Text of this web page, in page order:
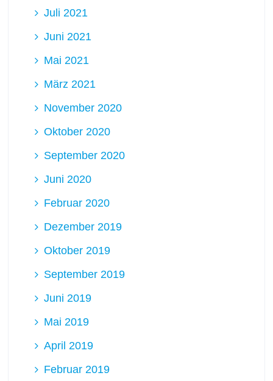
Juli 2021
Juni 2021
Mai 2021
März 2021
November 2020
Oktober 2020
September 2020
Juni 2020
Februar 2020
Dezember 2019
Oktober 2019
September 2019
Juni 2019
Mai 2019
April 2019
Februar 2019